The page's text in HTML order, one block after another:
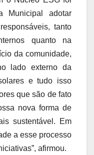
Municipal adotar
tanto
quanto na
da comunidade,
lado externo da
e tudo isso
que são de fato
nova forma de
sustentável. Em
a esse processo
afirmou.